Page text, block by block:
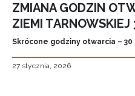
ZMIANA GODZIN
ZIEMI
Skrócone godziny otwarcia – 30
27 stycznia, 2026